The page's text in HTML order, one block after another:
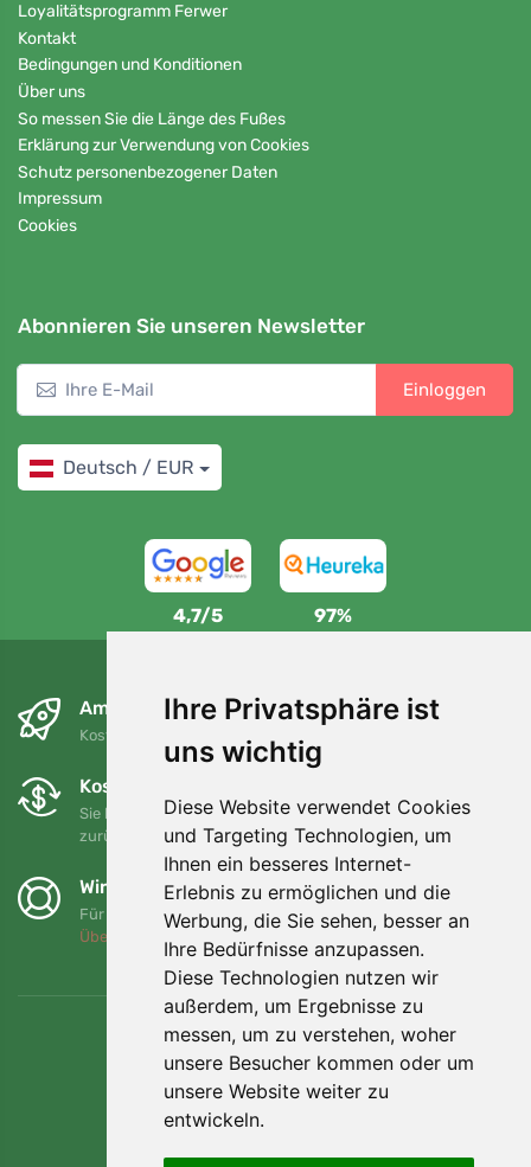
Ihre Privatsphäre ist
uns wichtig
Diese Website verwendet Cookies
und Targeting Technologien, um
Ihnen ein besseres Internet-
Erlebnis zu ermöglichen und die
Werbung, die Sie sehen, besser an
Ihre Bedürfnisse anzupassen.
Diese Technologien nutzen wir
außerdem, um Ergebnisse zu
messen, um zu verstehen, woher
unsere Besucher kommen oder um
unsere Website weiter zu
entwickeln.
Loyalitätsprogramm Ferwer
Kontakt
Bedingungen und Konditionen
Über uns
So messen Sie die Länge des Fußes
Erklärung zur Verwendung von Cookies
Schutz personenbezogener Daten
Impressum
Cookies
Abonnieren Sie unseren Newsletter
Einloggen
Deutsch / EUR
4,7/5 97%
Am nächsten Tag und kostenlos
Kostenloser Versand für Bestellungen über 80 EUR
Kostenloser Umtausch und Rückgabe
Sie können Ihre Bestellung jederzeit innerhalb von 90 Tagen
zurückgeben oder umtauschen.
Wir unterstützen Trees.org
Für jede Bestellung pflanzen wir einen Baum! Mehr lesen
Über uns